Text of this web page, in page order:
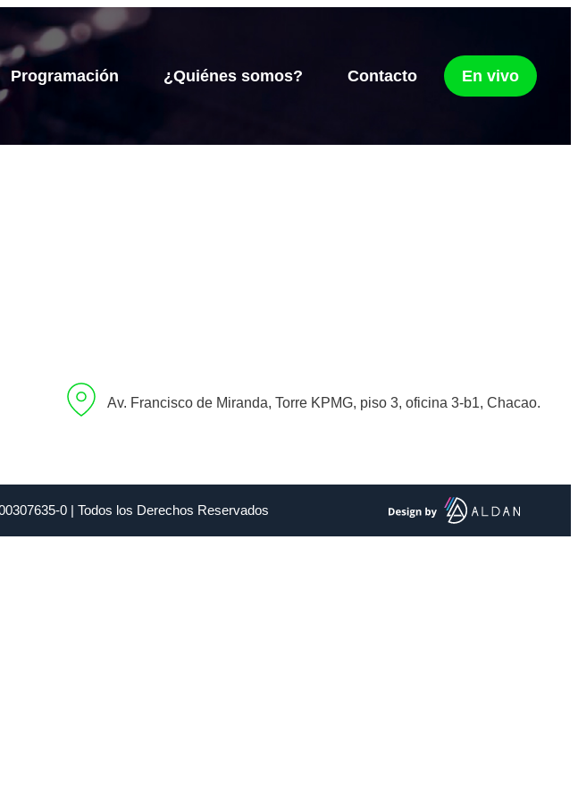
Programación ¿Quiénes somos? Contacto En vivo
Av. Francisco de Miranda, Torre KPMG, piso 3, oficina 3-b1, Chacao.
0 | Todos los Derechos Reservados